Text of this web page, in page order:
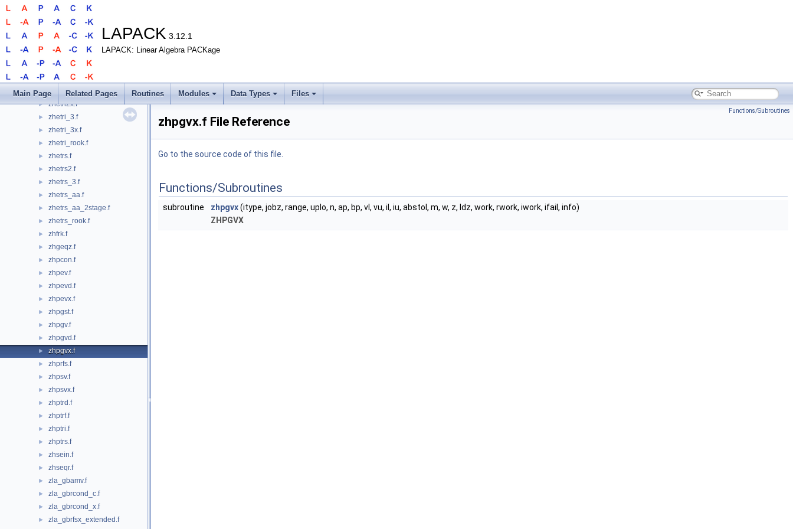
LAPACK 3.12.1
LAPACK: Linear Algebra PACKage
Main Page Related Pages Routines Modules Data Types Files
► zhetrf.f
► zhetrf_aa.f
► zhetrf_aa_2stage.f
► zhetrf_rk.f
► zhetrf_rook.f
► zhetri.f
► zhetri2.f
► zhetri2x.f
► zhetri_3.f
► zhetri_3x.f
► zhetri_rook.f
► zhetrs.f
► zhetrs2.f
► zhetrs_3.f
► zhetrs_aa.f
► zhetrs_aa_2stage.f
► zhetrs_rook.f
► zhfrk.f
► zhgeqz.f
► zhpcon.f
► zhpev.f
► zhpevd.f
► zhpevx.f
► zhpgst.f
► zhpgv.f
► zhpgvd.f
► zhpgvx.f
► zhprfs.f
► zhpsv.f
► zhpsvx.f
► zhptrd.f
► zhptrf.f
► zhptri.f
► zhptrs.f
► zhsein.f
► zhseqr.f
► zla_gbamv.f
► zla_gbrcond_c.f
► zla_gbrcond_x.f
►
zla_gbrfsx_extended.f
Functions/Subroutines
zhpgvx.f File Reference
Go to the source code of this file.
Functions/Subroutines
subroutine zhpgvx(itype, jobz, range, uplo, n, ap, bp, vl, vu, il, iu, abstol, m, w, z, ldz, work, rwork, iwork, ifail, info)
ZHPGVX